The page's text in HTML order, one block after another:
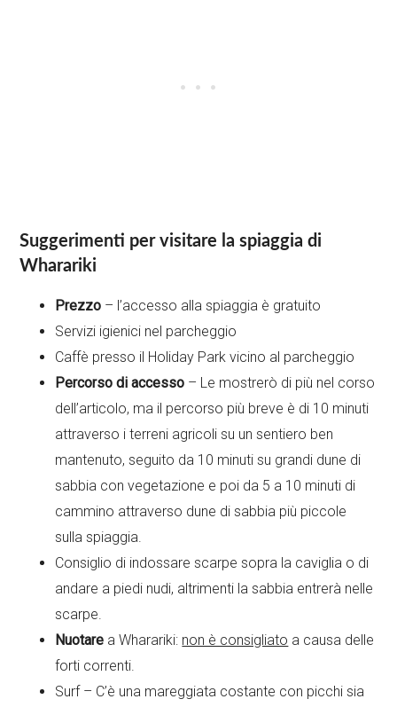
Suggerimenti per visitare la spiaggia di
Wharariki
Prezzo – l’accesso alla spiaggia è gratuito
Servizi igienici nel parcheggio
Caffè presso il Holiday Park vicino al parcheggio
Percorso di accesso – Le mostrerò di più nel corso
dell’articolo, ma il percorso più breve è di 10 minuti
attraverso i terreni agricoli su un sentiero ben
mantenuto, seguito da 10 minuti su grandi dune di
sabbia con vegetazione e poi da 5 a 10 minuti di
cammino attraverso dune di sabbia più piccole
sulla spiaggia.
Consiglio di indossare scarpe sopra la caviglia o di
andare a piedi nudi, altrimenti la sabbia entrerà nelle
scarpe.
Nuotare a Wharariki: non è consigliato a causa delle
forti correnti.
Surf – C’è una mareggiata costante con picchi sia